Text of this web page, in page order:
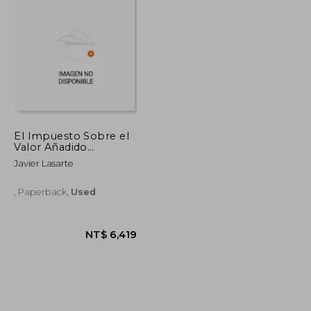
El Impuesto Sobre el
Valor Añadido
Europeo: Los
Orígenes 1953-1980
Tributario)
Javier Lasarte
, Paperback, Used